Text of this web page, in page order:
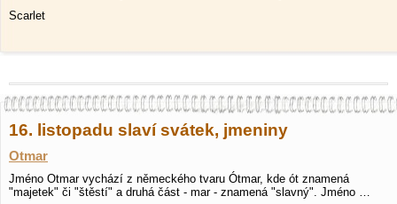
Scarlet
16. listopadu slaví svátek, jmeniny
Otmar
Jméno Otmar vychází z německého tvaru Ótmar, kde ót znamená
"majetek" či "štěstí" a druhá část - mar - znamená "slavný". Jméno …